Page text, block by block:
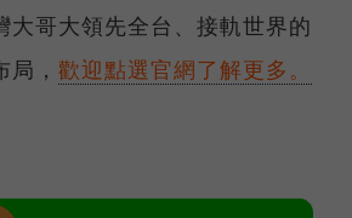
大哥大領先全台、接軌世界的
， 歡迎點選官網了解更多。